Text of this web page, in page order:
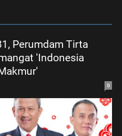
Perumdam Tirta
'Indonesia
0